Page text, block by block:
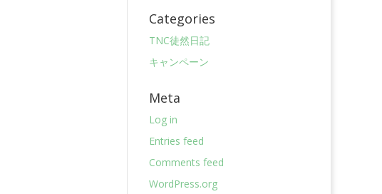
Categories
TNC徒然日記
キャンペーン
Meta
Log in
Entries feed
Comments feed
WordPress.org